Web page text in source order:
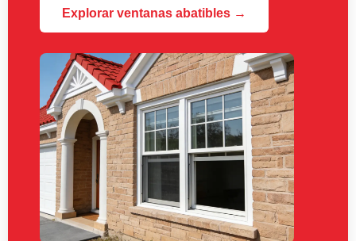
Explorar ventanas abatibles →